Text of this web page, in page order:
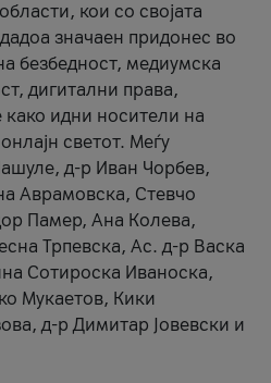
кои со својата
значаен придонес во
безбедност, медиумска
дигитални права,
идни носители на
светот. Меѓу
д-р Иван Чорбев,
Аврамовска, Стевчо
Памер, Ана Колева,
Трпевска, Ас. д-р Васка
Сотироска Иваноска,
Мукаетов, Кики
д-р Димитар Јовевски и